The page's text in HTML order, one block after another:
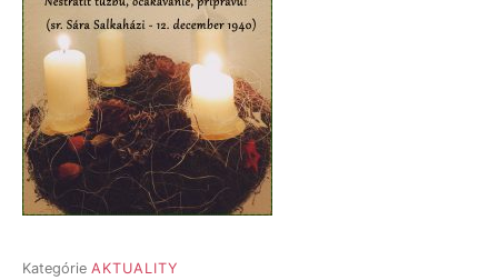
Kategórie AKTUALITY